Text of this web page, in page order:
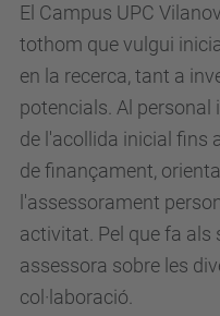
El Campus UPC
tothom que vulgui
en la recerca, tant a
potencials. Al personal
de l'acollida inicial fins
de finançament,
l'assessorament
activitat. Pel que fa als
assessora sobre les
col·laboració.